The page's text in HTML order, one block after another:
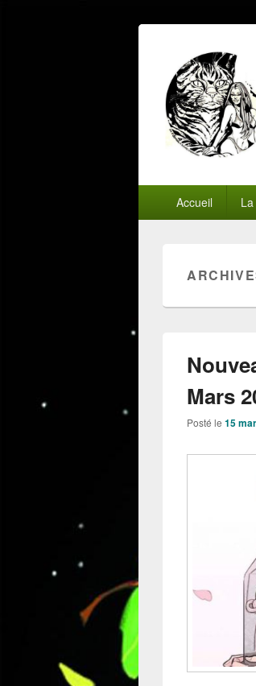
principalAccueil
Mars
Posté le 15